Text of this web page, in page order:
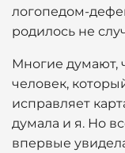
логопедом-
родилось не
Многие думают,
человек,
исправляет
думала и я. Но
впервые